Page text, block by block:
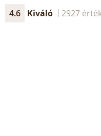
4.6 Kiváló 2927